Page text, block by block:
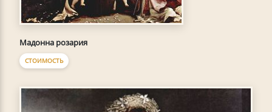
Мадонна розария
СТОИМОСТЬ